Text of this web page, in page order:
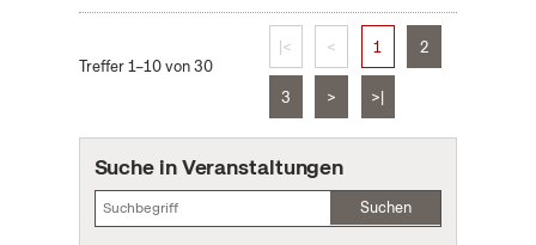
Treffer 1–10 von 30
|< < 1 2
3 > >|
Suche in Veranstaltungen
Suchen